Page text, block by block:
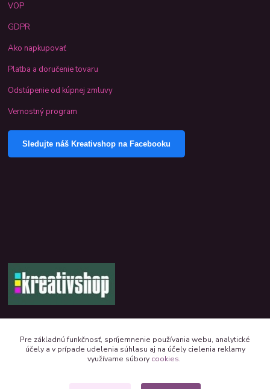
VOP
GDPR
Ako napkupovať
Platba a doručenie tovaru
Odstúpenie od kúpnej zmluvy
Vernostný program
Sledujte náš Kreativshop na Facebooku
kreativshop@kreativshop.sk
Pre základnú funkčnosť, spríjemnenie používania webu, analytické
účely a v prípade udelenia súhlasu aj na účely cielenia reklamy
využívame súbory cookies.